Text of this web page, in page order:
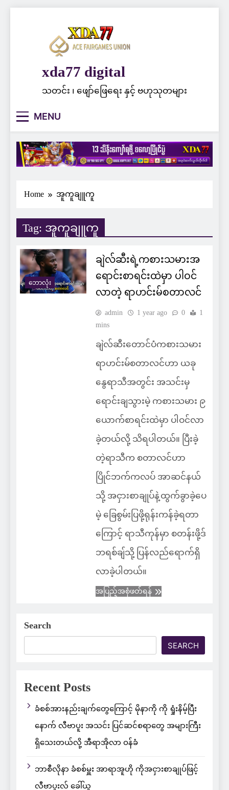
xda77 digital
သတင်း ၊ ဖျော်ဖြေရေး နှင့် ဗဟုသုတများ
MENU
Home အူကူချူကူ
Tag: အူကူချူကူ
ဘောလုံး
ချဲလ်ဆီးရဲ့ကစားသမားအ
ရောင်းစာရင်းထဲမှာ ပါဝင်
လာတဲ့ ရာဟင်းမ်စတာလင်
admin 1 year ago 0
1
mins
ချဲလ်ဆီးတောင်ပံကစားသမား
ရာဟင်းမ်စတာလင်ဟာ ယခု
နွေရာသီအတွင်း အသင်းမှ
ရောင်းချသွားမဲ့ ကစားသမား ၉
ယောက်စာရင်းထဲမှာ ပါဝင်လာ
ခဲ့တယ်လို့ သိရပါတယ်။ ပြီးခဲ့
တဲ့ရာသီက စတာလင်ဟာ
ပြိုင်ဘက်ကလပ် အာဆင်နယ်
သို့ အငှားစာချုပ်နဲ့ထွက်ခွာခဲ့ပေ
မဲ့ ခြေစွမ်းပြဖို့ရုန်းကန်ခဲ့ရတာ
ကြောင့် ရာသီကုန်မှာ စတန်းဖို့ဒ်
ဘရစ်ချ်သို့ ပြန်လည်ရောက်ရှိ
လာခဲ့ပါတယ်။
အပြည့်အစုံဖတ်ရန်
Search
SEARCH
Recent Posts
ခံစစ်အားနည်းချက်တွေကြောင့် မိုနာကို ကို ရှုံးနိမ့်ပြီး
နောက် လီဗာပူး အသင်း ပြင်ဆင်စရာတွေ အများကြီး
ရှိသေးတယ်လို့ အီရာအိုလာ ဝန်ခံ
ဘာစီလိုနာ ခံစစ်မှူး အာရာအူဟို ကိုအငှားစာချုပ်ဖြင့်
လီဗာပူးလ် ခေါ်ယူ